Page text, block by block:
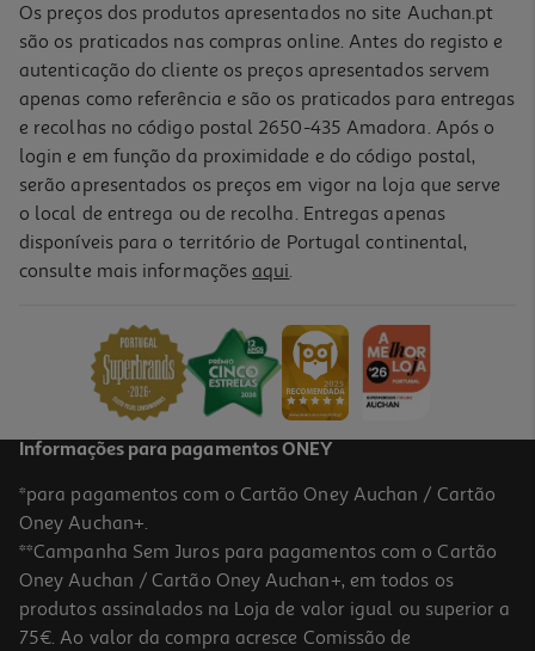
Os preços dos produtos apresentados no site Auchan.pt
são os praticados nas compras online. Antes do registo e
autenticação do cliente os preços apresentados servem
apenas como referência e são os praticados para entregas
e recolhas no código postal 2650-435 Amadora. Após o
login e em função da proximidade e do código postal,
serão apresentados os preços em vigor na loja que serve
o local de entrega ou de recolha. Entregas apenas
disponíveis para o território de Portugal continental,
consulte mais informações aqui.
Informações para pagamentos ONEY
*para pagamentos com o Cartão Oney Auchan / Cartão
Oney Auchan+.
**Campanha Sem Juros para pagamentos com o Cartão
Oney Auchan / Cartão Oney Auchan+, em todos os
produtos assinalados na Loja de valor igual ou superior a
75€. Ao valor da compra acresce Comissão de